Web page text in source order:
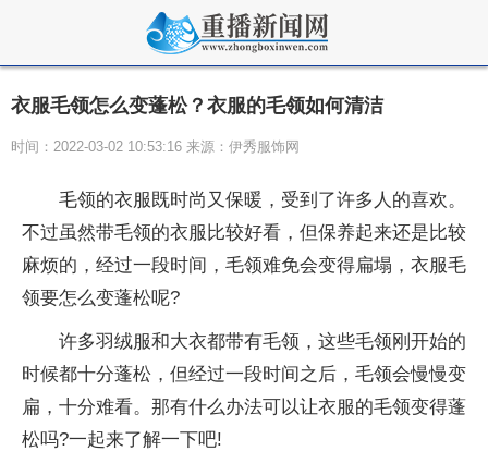
衣服毛领怎么变蓬松？衣服的毛领如何清洁
时间：2022-03-02 10:53:16 来源：伊秀服饰网
毛领的衣服既时尚又保暖，受到了许多人的喜欢。
不过虽然带毛领的衣服比较好看，但保养起来还是比较
麻烦的，经过一段时间，毛领难免会变得扁塌，衣服毛
领要怎么变蓬松呢?
许多羽绒服和大衣都带有毛领，这些毛领刚开始的
时候都十分蓬松，但经过一段时间之后，毛领会慢慢变
扁，十分难看。那有什么办法可以让衣服的毛领变得蓬
松吗?一起来了解一下吧!